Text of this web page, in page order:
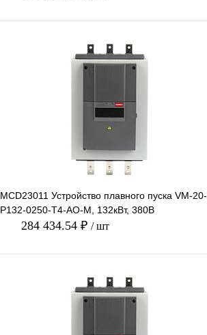
В корзину
Под заказ
MCD23011 Устройство плавного пуска VM-20-
P132-0250-T4-AO-M, 132кВт, 380В
284 434.54 ₽ / шт
В корзину